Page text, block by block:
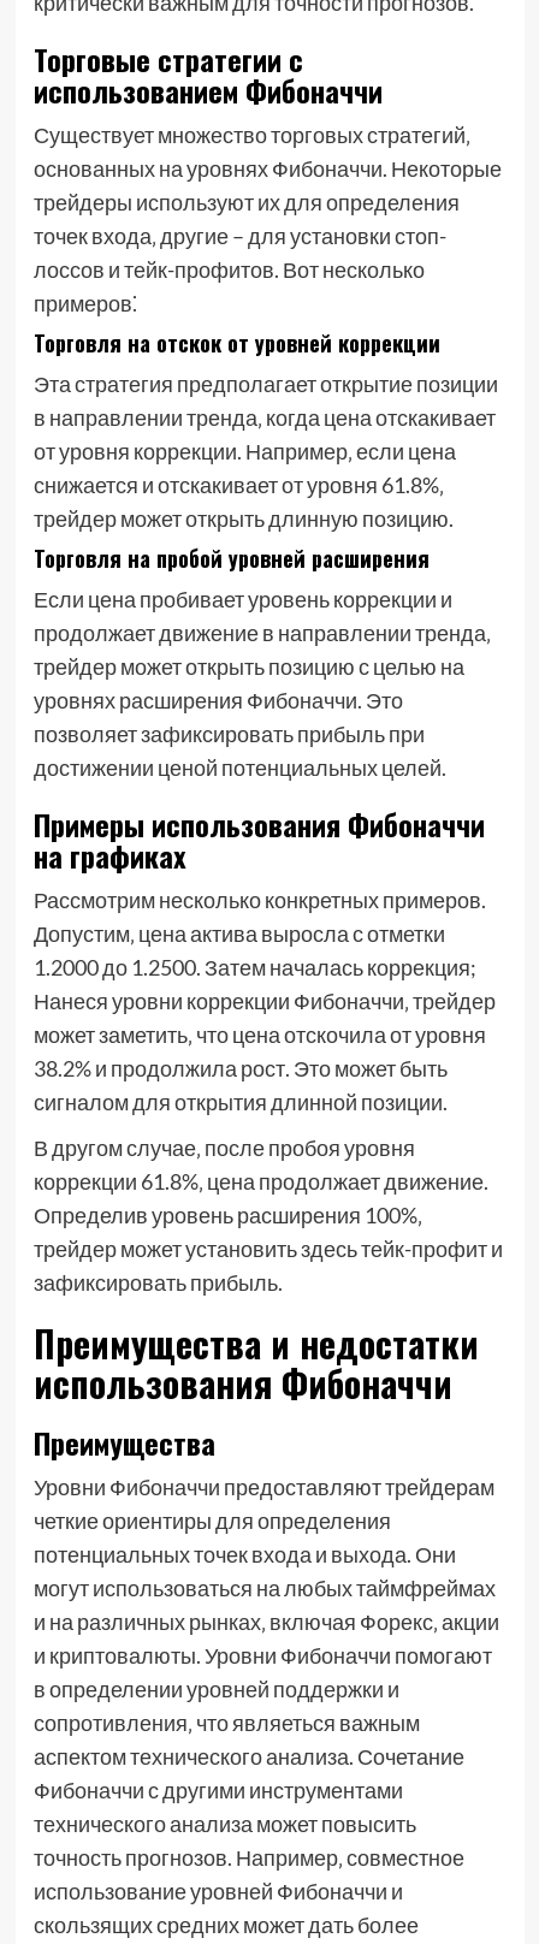
Торговые стратегии с
использованием Фибоначчи
Существует множество торговых стратегий‚
основанных на уровнях Фибоначчи. Некоторые
трейдеры используют их для определения
точек входа‚ другие – для установки стоп-
лоссов и тейк-профитов. Вот несколько
примеров⁚
Торговля на отскок от уровней коррекции
Эта стратегия предполагает открытие позиции
в направлении тренда‚ когда цена отскакивает
от уровня коррекции. Например‚ если цена
снижается и отскакивает от уровня 61.8%‚
трейдер может открыть длинную позицию.
Торговля на пробой уровней расширения
Если цена пробивает уровень коррекции и
продолжает движение в направлении тренда‚
трейдер может открыть позицию с целью на
уровнях расширения Фибоначчи. Это
позволяет зафиксировать прибыль при
достижении ценой потенциальных целей.
Примеры использования Фибоначчи
на графиках
Рассмотрим несколько конкретных примеров.
Допустим‚ цена актива выросла с отметки
1.2000 до 1.2500. Затем началась коррекция;
Нанеся уровни коррекции Фибоначчи‚ трейдер
может заметить‚ что цена отскочила от уровня
38.2% и продолжила рост. Это может быть
сигналом для открытия длинной позиции.
В другом случае‚ после пробоя уровня
коррекции 61.8%‚ цена продолжает движение.
Определив уровень расширения 100%‚
трейдер может установить здесь тейк-профит и
зафиксировать прибыль.
Преимущества и недостатки
использования Фибоначчи
Преимущества
Уровни Фибоначчи предоставляют трейдерам
четкие ориентиры для определения
потенциальных точек входа и выхода. Они
могут использоваться на любых таймфреймах
и на различных рынках‚ включая Форекс‚ акции
и криптовалюты. Уровни Фибоначчи помогают
в определении уровней поддержки и
сопротивления‚ что являеться важным
аспектом технического анализа. Сочетание
Фибоначчи с другими инструментами
технического анализа может повысить
точность прогнозов. Например‚ совместное
использование уровней Фибоначчи и
скользящих средних может дать более